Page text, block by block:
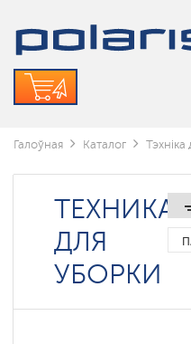
Галоўная Каталог Тэхніка
ТЕХНИКА
ДЛЯ
УБОРКИ
Параачышчальнікі
Беспроводные
электрошвабры
мойщики
окон